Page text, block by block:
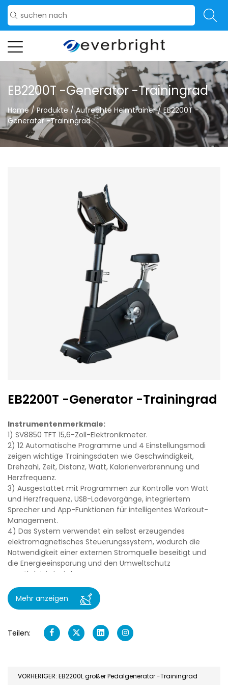
EB2200T -Generator -Trainingrad
Home/Produkte /Aufrechte Heimtrainer/EB2200T -
Generator -Trainingrad
EB2200T -Generator -Trainingrad
Instrumentenmerkmale:
1) SV8850 TFT 15,6-Zoll-Elektronikmeter.
2) 12 Automatische Programme und 4 Einstellungsmodi
zeigen wichtige Trainingsdaten wie Geschwindigkeit,
Drehzahl, Zeit, Distanz, Watt, Kalorienverbrennung und
Herzfrequenz.
3) Ausgestattet mit Programmen zur Kontrolle von Watt
und Herzfrequenz, USB-Ladevorgänge, integriertem
Sprecher und App-Funktionen für intelligentes Workout-
Management.
4) Das System verwendet ein selbst erzeugendes
elektromagnetisches Steuerungssystem, wodurch die
Notwendigkeit einer externen Stromquelle beseitigt und
die Energieeinsparung und den Umweltschutz
gewährleistet wird.
5) Das Schwungrad verwendet ein starkes Magnetfeld für
eine präzise Widerstandsanpassung und bietet 32 ​​
Widerstandsanpassungen, um den verschiedenen
6) Das System bietet 32 ​​Widerstandsanpassungsmodi.
7) Das Fahrrad verfügt über eine handgehaltene
Mehr anzeigen
Teilen:
VORHERIGER: EB2200L großer Pedalgenerator -Trainingrad